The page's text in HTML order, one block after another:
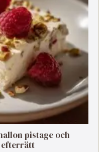
pistage och
efterrätt